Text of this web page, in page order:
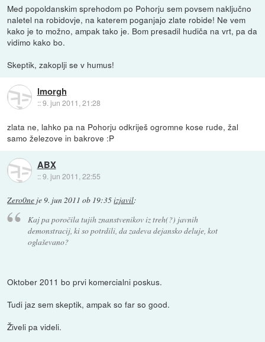
Med popoldanskim sprehodom po Pohorju sem povsem naključno
naletel na robidovje, na katerem poganjajo zlate robide! Ne vem
kako je to možno, ampak tako je. Bom presadil hudiča na vrt, pa da
vidimo kako bo.
Skeptik, zakoplji se v humus!
lmorgh
::9. jun 2011, 21:28
zlata ne, lahko pa na Pohorju odkriješ ogromne kose rude, žal
samo železove in bakrove :P
ABX
::9. jun 2011, 22:55
Zero0ne je9. jun 2011 ob 19:35izjavil:
Kaj pa poročila tujih znanstvenikov iz treh(?) javnih
demonstracij, ki so potrdili, da zadeva dejansko deluje, kot
oglaševano?
Oktober 2011 bo prvi komercialni poskus.
Tudi jaz sem skeptik, ampak so far so good.
Živeli pa videli.